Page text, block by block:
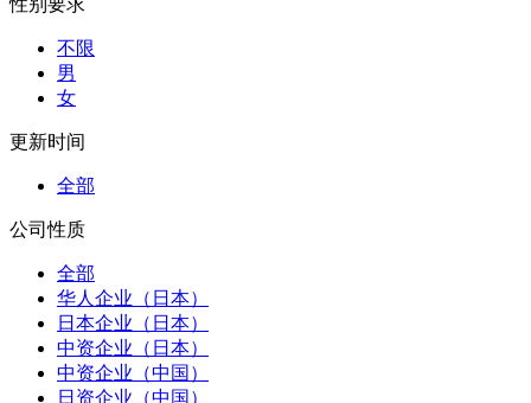
性别要求
不限
男
女
更新时间
全部
公司性质
全部
华人企业（日本）
日本企业（日本）
中资企业（日本）
中资企业（中国）
日资企业（中国）